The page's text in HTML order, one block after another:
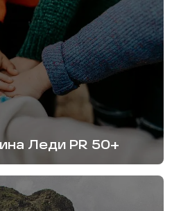
Леди PR 50+